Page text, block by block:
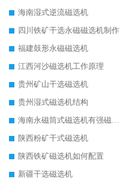
海南湿式逆流磁选机
四川铁矿干选永磁磁选机制作
福建鼓形永磁磁选机
江西河沙磁选机工作原理
贵州矿山干选磁选机
贵州湿式磁选机结构
海南永磁筒式磁选机有强磁的吗
陕西粉矿干式磁选机
陕西铁矿磁选机如何配置
新疆干选磁选机